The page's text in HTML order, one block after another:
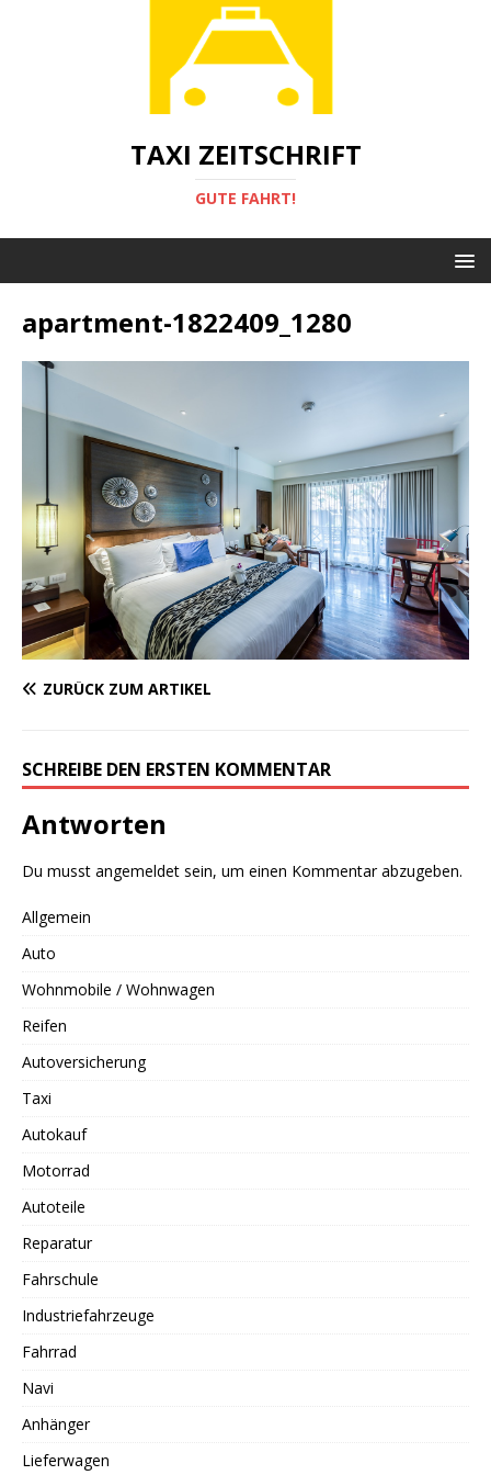
TAXI ZEITSCHRIFT
GUTE FAHRT!
apartment-1822409_1280
ZURÜCK ZUM ARTIKEL
SCHREIBE DEN ERSTEN KOMMENTAR
Antworten
Du musst angemeldet sein, um einen Kommentar abzugeben.
Allgemein
Auto
Wohnmobile / Wohnwagen
Reifen
Autoversicherung
Taxi
Autokauf
Motorrad
Autoteile
Reparatur
Fahrschule
Industriefahrzeuge
Fahrrad
Navi
Anhänger
Lieferwagen